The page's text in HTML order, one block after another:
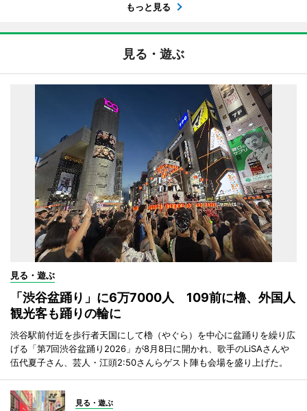
もっと見る
見る・遊ぶ
見る・遊ぶ
「渋谷盆踊り」に6万7000人 109前に櫓、外国人
観光客も踊りの輪に
渋谷駅前付近を歩行者天国にして櫓（やぐら）を中心に盆踊りを繰り広
げる「第7回渋谷盆踊り2026」が8月8日に開かれ、歌手のLiSAさんや
伍代夏子さん、芸人・江頭2:50さんらゲスト陣も会場を盛り上げた。
見る・遊ぶ